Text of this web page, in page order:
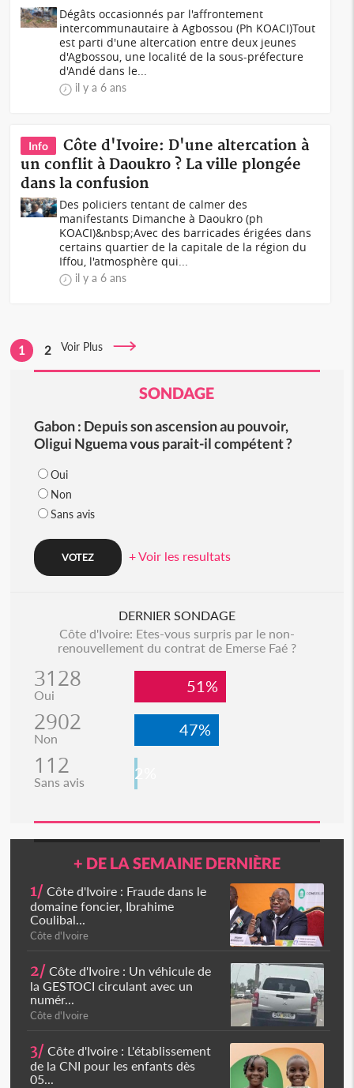
Dégâts occasionnés par l'affrontement
intercommunautaire à Agbossou (Ph KOACI)Tout
est parti d'une altercation entre deux jeunes
d'Agbossou, une localité de la sous-préfecture
d'Andé dans le...
il y a 6 ans
Info
Côte d'Ivoire: D'une altercation à
un conflit à Daoukro ? La ville plongée
dans la confusion
Des policiers tentant de calmer des
manifestants Dimanche à Daoukro (ph
KOACI)&nbsp;Avec des barricades érigées dans
certains quartier de la capitale de la région du
Iffou, l'atmosphère qui...
il y a 6 ans
1 2 Voir Plus
SONDAGE
Gabon : Depuis son ascension au pouvoir,
Oligui Nguema vous parait-il compétent ?
Oui
Non
Sans avis
+ Voir les resultats
DERNIER SONDAGE
Côte d'Ivoire: Etes-vous surpris par le non-
renouvellement du contrat de Emerse Faé ?
3128
Oui 51%
2902
Non 47%
112
Sans avis 2%
+ DE LA SEMAINE DERNIÈRE
1/ Côte d'Ivoire : Fraude dans le
domaine foncier, Ibrahime
Coulibal...
Côte d'Ivoire
2/ Côte d'Ivoire : Un véhicule de
la GESTOCI circulant avec un
numér...
Côte d'Ivoire
3/ Côte d'Ivoire : L'établissement
de la CNI pour les enfants dès
05...